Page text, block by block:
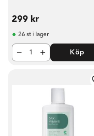
299 kr
26 st i lager
Köp